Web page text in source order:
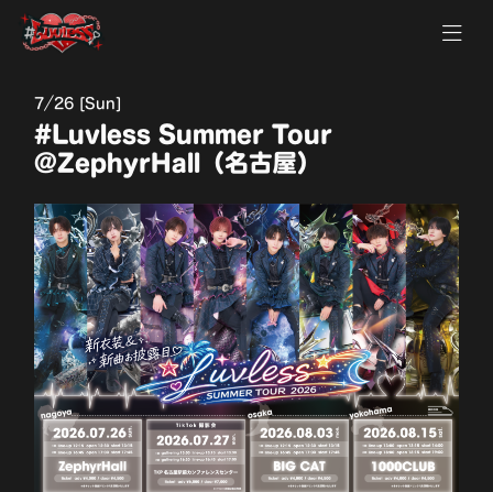
7 26 [Sun]
#Luvless Summer Tour
@ZephyrHall（名古屋）